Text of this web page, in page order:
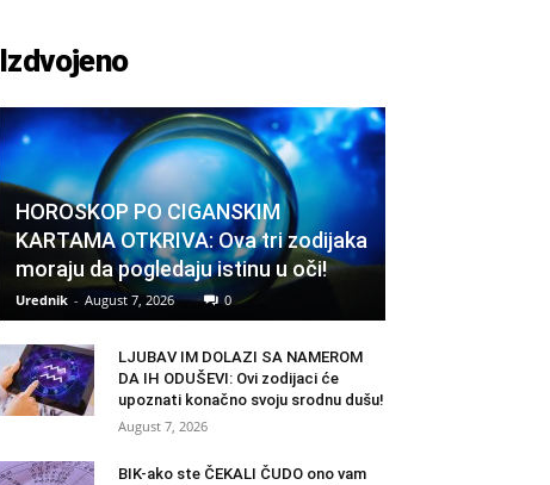
Izdvojeno
HOROSKOP PO CIGANSKIM
KARTAMA OTKRIVA: Ova tri zodijaka
moraju da pogledaju istinu u oči!
Urednik - August 7, 2026 0
LJUBAV IM DOLAZI SA NAMEROM
DA IH ODUŠEVI: Ovi zodijaci će
upoznati konačno svoju srodnu dušu!
August 7, 2026
BIK-ako ste ČEKALI ČUDO ono vam